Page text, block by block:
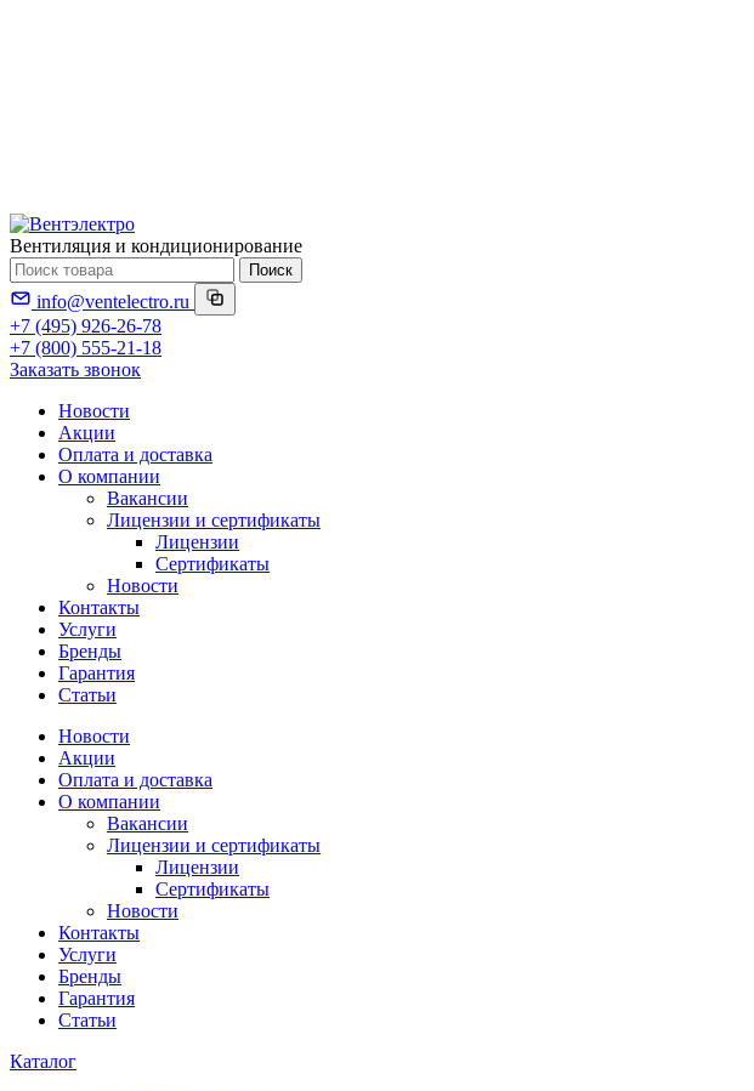
Вентиляция и кондиционирование
Поиск
info@ventelectro.ru
+7 (495) 926-26-78
+7 (800) 555-21-18
Заказать звонок
Новости
Акции
Оплата и доставка
О компании
Вакансии
Лицензии и сертификаты
Лицензии
Сертификаты
Новости
Контакты
Услуги
Бренды
Гарантия
Статьи
Новости
Акции
Оплата и доставка
О компании
Вакансии
Лицензии и сертификаты
Лицензии
Сертификаты
Новости
Контакты
Услуги
Бренды
Гарантия
Статьи
Каталог